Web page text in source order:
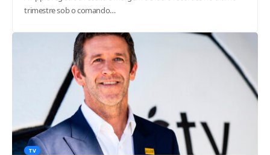
trimestre sob o comando…
TV